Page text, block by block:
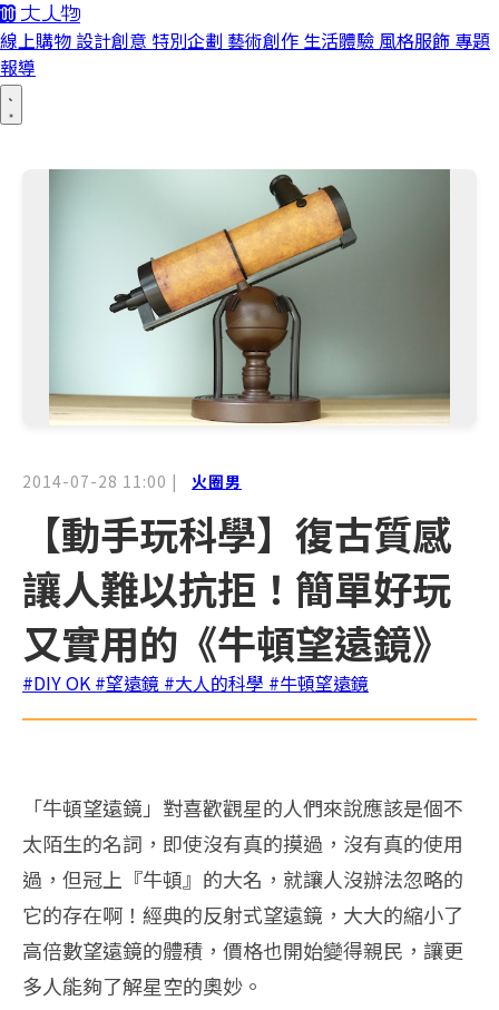
線上購物 設計創意 特別企劃 藝術創作 生活體驗 風格服飾 專題
報導
2014-07-28 11:00 | 火圈男
【動手玩科學】復古質感
讓人難以抗拒！簡單好玩
又實用的《牛頓望遠鏡》
#DIY OK #望遠鏡 #大人的科學 #牛頓望遠鏡
「牛頓望遠鏡」對喜歡觀星的人們來說應該是個不
太陌生的名詞，即使沒有真的摸過，沒有真的使用
過，但冠上『牛頓』的大名，就讓人沒辦法忽略的
它的存在啊！經典的反射式望遠鏡，大大的縮小了
高倍數望遠鏡的體積，價格也開始變得親民，讓更
多人能夠了解星空的奧妙。